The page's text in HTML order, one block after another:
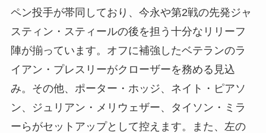
ペン投手が帯同しており、今永や第2戦の先発ジャ
スティン・スティールの後を担う十分なリリーフ
陣が揃っています。オフに補強したベテランのラ
イアン・プレスリーがクローザーを務める見込
み。その他、ポーター・ホッジ、ネイト・ピアソ
ン、ジュリアン・メリウェザー、タイソン・ミラ
ーらがセットアップとして控えます。また、左の